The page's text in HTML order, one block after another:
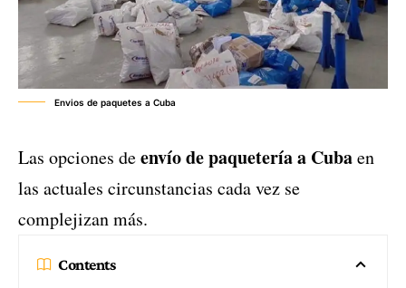
Envios de paquetes a Cuba
Las opciones deenvío de paquetería a Cubaen
las actuales circunstancias cada vez se
complejizan más.
Contents